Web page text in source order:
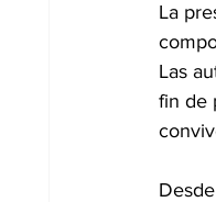
La
Las
fin de